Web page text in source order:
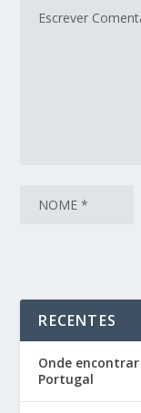
RECENTES
Onde
Portugal